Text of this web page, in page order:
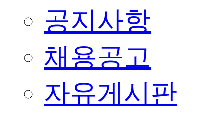
공지사항
채용공고
자유게시판